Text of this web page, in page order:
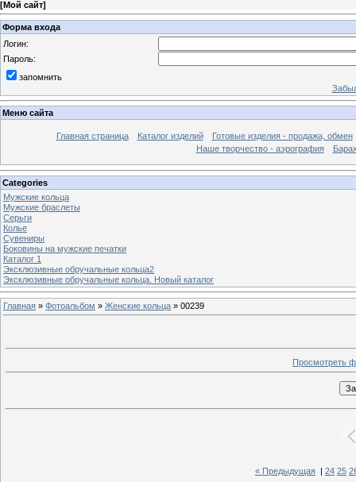
[Мой сайт]
Форма входа
Логин:
Пароль:
запомнить
Меню сайта
Главная страница Каталог изделий
Готовые изделия - продажа, обмен
Наше творчество - аэрография
Categories
Мужские кольца
Мужские браслеты
Серьги
Колье
Сувениры
Боковины на мужские печатки
Каталог 1
Эксклюзивные обручальные кольца2
Эксклюзивные обручальные кольца. Новый каталог
Главная » Фотоальбом » Женские кольца » 00239
Просмотреть
« Предыдущая 24 25